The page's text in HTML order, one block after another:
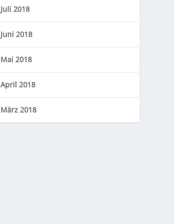
Juli 2018
Juni 2018
Mai 2018
April 2018
März 2018